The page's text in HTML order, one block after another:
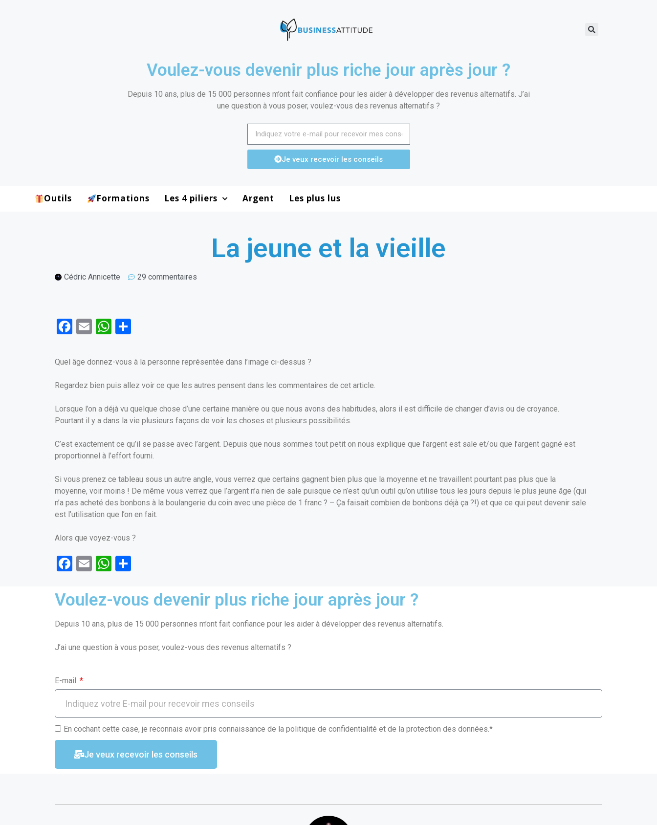
Voulez-vous devenir plus riche jour après jour ?
Depuis 10 ans, plus de 15 000 personnes m’ont fait confiance pour les aider à développer des revenus alternatifs. J’ai
une question à vous poser, voulez-vous des revenus alternatifs ?
Je veux recevoir les conseils
Outils Formations Les 4 piliers Argent Les plus lus
La jeune et la vieille
Cédric Annicette 29 commentaires
F
ce
o
o
k
E
ail
W
at
A
p
p
ta
er
Quel âge donnez-vous à la personne représentée dans l’image ci-dessus ?
Regardez bien puis allez voir ce que les autres pensent dans les commentaires de cet article.
Lorsque l’on a déjà vu quelque chose d’une certaine manière ou que nous avons des habitudes, alors il est difficile de changer d’avis ou de croyance.
Pourtant il y a dans la vie plusieurs façons de voir les choses et plusieurs possibilités.
C’est exactement ce qu’il se passe avec l’argent. Depuis que nous sommes tout petit on nous explique que l’argent est sale et/ou que l’argent gagné est
proportionnel à l’effort fourni.
Si vous prenez ce tableau sous un autre angle, vous verrez que certains gagnent bien plus que la moyenne et ne travaillent pourtant pas plus que la
moyenne, voir moins ! De même vous verrez que l’argent n’a rien de sale puisque ce n’est qu’un outil qu’on utilise tous les jours depuis le plus jeune âge (qui
n’a pas acheté des bonbons à la boulangerie du coin avec une pièce de 1 franc ? – Ça faisait combien de bonbons déjà ça ?!) et que ce qui peut devenir sale
est l’utilisation que l’on en fait.
Alors que voyez-vous ?
F
ce
b
o
o
E
ail
W
at
s
A
p
ta
g
er
Voulez-vous devenir plus riche jour après jour ?
Depuis 10 ans, plus de 15 000 personnes m’ont fait confiance pour les aider à développer des revenus alternatifs.
J’ai une question à vous poser, voulez-vous des revenus alternatifs ?
E-mail
En cochant cette case, je reconnais avoir pris connaissance de la politique de confidentialité et de la protection des données.*
Je veux recevoir les conseils